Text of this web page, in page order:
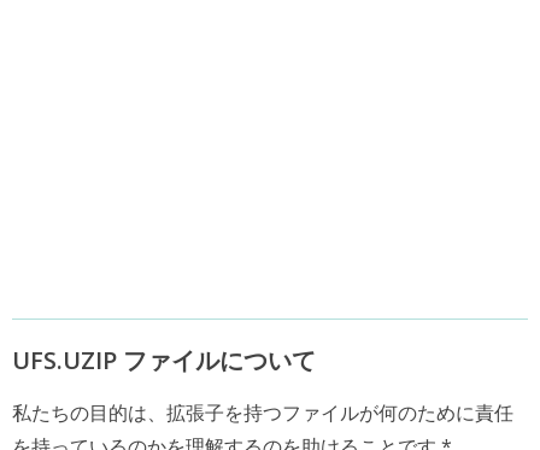
UFS.UZIP ファイルについて
私たちの目的は、拡張子を持つファイルが何のために責任